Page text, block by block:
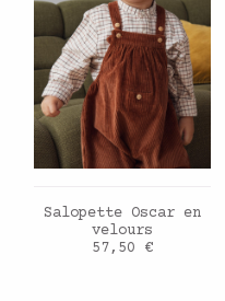
AJOUTER AU PANIER
Salopette Oscar en
velours
Prix
57,50 €